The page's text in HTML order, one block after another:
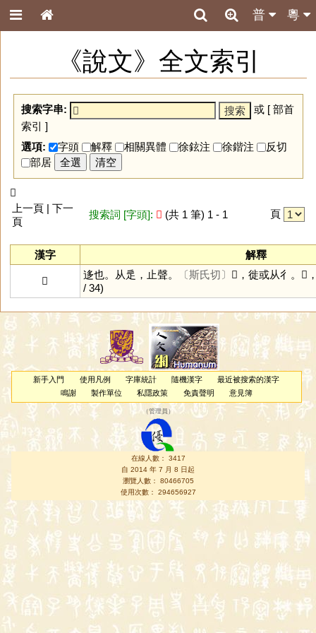
粵
普
《說文》全文索引
搜索字串: 或 [ 部首
索引 ]
選項:
字頭 解釋 相關異體 徐鉉注 徐鍇注
反切
部居
全選 清空
𨑭
上一頁 | 下一
頁
搜索詞 [字頭]: 𨑭 (共 1 筆) 1 - 1 頁
漢字 解釋
𨑭
迻也。从辵，止聲。 〔斯氏切〕 𢓊，徙或从彳。𡲴
/ 34)
新手入門 使用凡例 字庫統計 隨機漢字
最近被搜索的漢字
鳴謝
製作單位 私隱政策 免責聲明 意見簿
（管理員 ）
在線人數： 3417
自 2014 年 7 月 8 日起
瀏覽人數： 80466705
使用次數： 294656927